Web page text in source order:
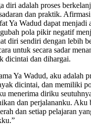
diri adalah proses
dan praktik.
Ya Wadud dapat menjadi
pola pikir negatif
diri sendiri dengan lebih
untuk secara sadar
dicintai dan dihargai.
Ya Wadud, aku adalah
dicintai, dan memiliki
menerima diriku
dan perjalananku. Aku
dan setiap pelajaran